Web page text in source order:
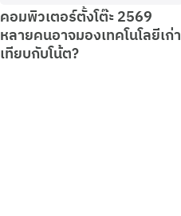
คอมพิวเตอร์ตั้งโต๊ะ 2569
หลายคนอาจมองเทคโนโลยีเก่า
เทียบกับโน้ต?